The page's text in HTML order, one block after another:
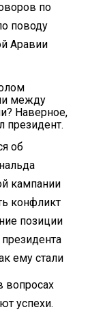
по
поводу
Аравии
между
Наверное,
президент.
об
кампании
конфликт
позиции
ему стали
вопросах
успехи.